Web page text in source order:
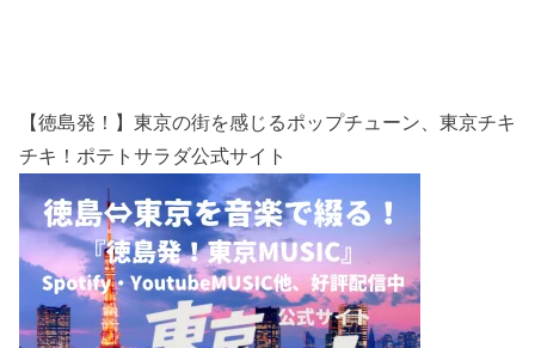
【徳島発！】東京の街を感じるポップチューン、東京チキ
チキ！ポテトサラダ公式サイト